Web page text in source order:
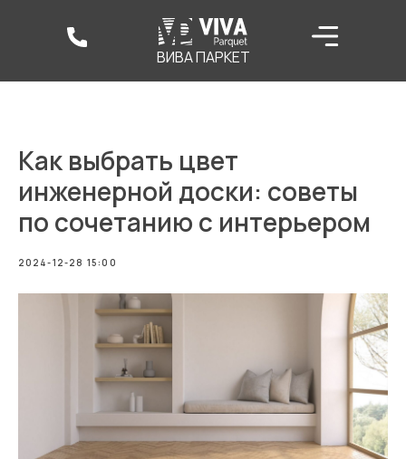
ВИВА ПАРКЕТ
Как выбрать цвет
инженерной доски: советы
по сочетанию с интерьером
2024-12-28 15:00